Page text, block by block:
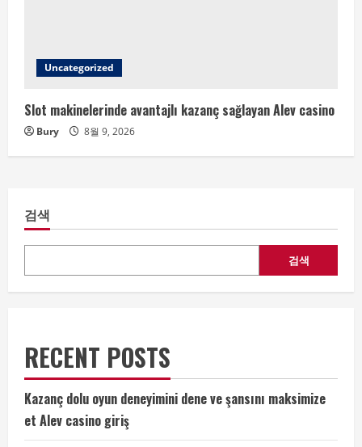
Uncategorized
Slot makinelerinde avantajlı kazanç sağlayan Alev casino
Bury 8월 9, 2026
검색
검색
RECENT POSTS
Kazanç dolu oyun deneyimini dene ve şansını maksimize
et Alev casino giriş